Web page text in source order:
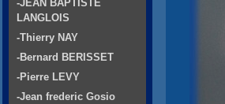
-JEAN BAPTISTE
LANGLOIS
-Thierry NAY
-Bernard BERISSET
-Pierre LEVY
-Jean frederic Gosio